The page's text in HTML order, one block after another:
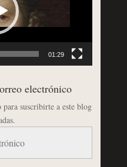
01:29
electrónico
suscribirte a este blog